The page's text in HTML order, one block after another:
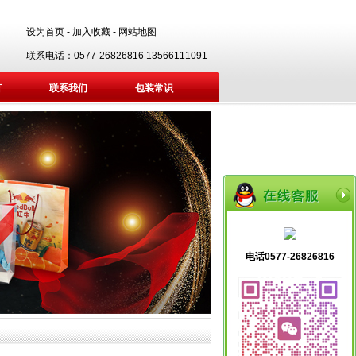
设为首页 - 加入收藏 - 网站地图
联系电话：0577-26826816 13566111091
联系我们 包装常识
电话0577-26826816